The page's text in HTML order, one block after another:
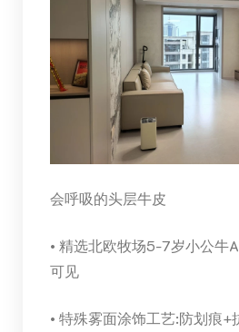
会呼吸的头层牛皮
• 精选北欧牧场5-7岁小公牛
可见
• 特殊雾面涂饰工艺:防划痕+